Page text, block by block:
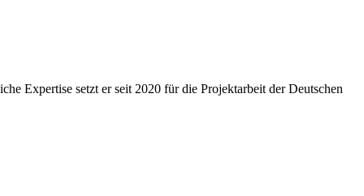
Expertise setzt er seit 2020 für die Projektarbeit der Deutschen